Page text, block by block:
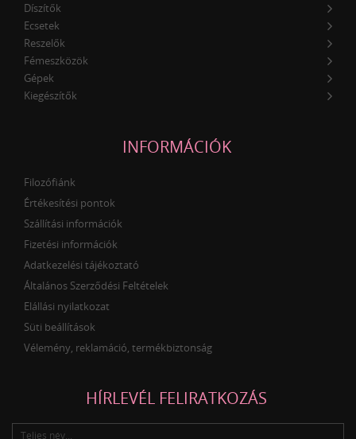
Díszítők
Ecsetek
Reszelők
Fémeszközök
Gépek
Kiegészítők
INFORMÁCIÓK
Filozófiánk
Értékesítési pontok
Szállítási információk
Fizetési információk
Adatkezelési tájékoztató
Általános Szerződési Feltételek
Elállási nyilatkozat
Süti beállítások
Vélemény, reklamáció, termékbiztonság
HÍRLEVÉL FELIRATKOZÁS